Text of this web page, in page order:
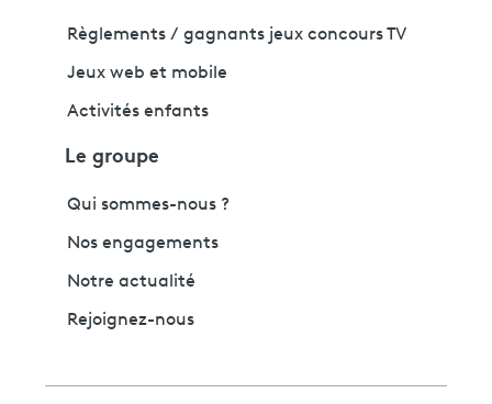
Règlements / gagnants jeux concours TV
Jeux web et mobile
Activités enfants
Le groupe
Qui sommes-nous ?
Nos engagements
Notre actualité
Rejoignez-nous